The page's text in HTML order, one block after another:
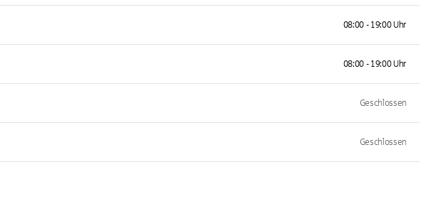
08:00 - 19:00 Uhr
08:00 - 19:00 Uhr
Geschlossen
Geschlossen